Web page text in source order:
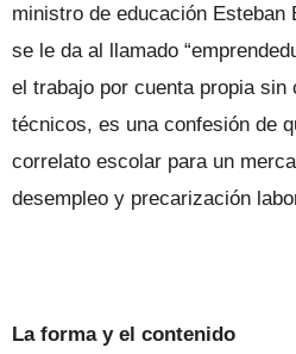
ministro de educación
se le da al llamado
el trabajo por cuenta propia sin
técnicos, es una confesión de
correlato escolar para un
desempleo y precarización
La forma y el contenido